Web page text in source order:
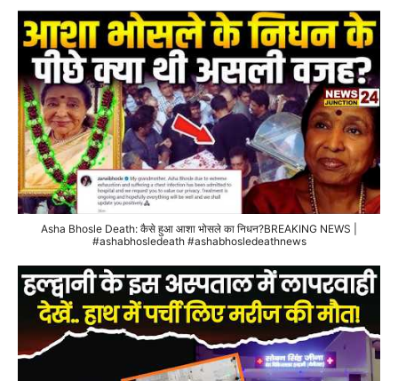
Asha Bhosle Death: कैसे हुआ आशा भोसले का निधन?BREAKING NEWS |
#ashabhosledeath #ashabhosledeathnews